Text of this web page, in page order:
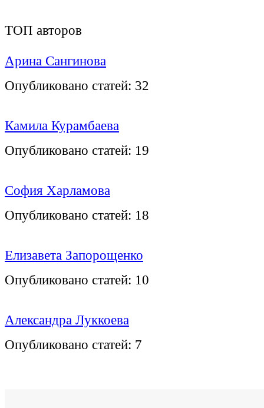
ТОП авторов
Арина Сангинова
Опубликовано статей: 32
Камила Курамбаева
Опубликовано статей: 19
София Харламова
Опубликовано статей: 18
Елизавета Запорощенко
Опубликовано статей: 10
Александра Луккоева
Опубликовано статей: 7